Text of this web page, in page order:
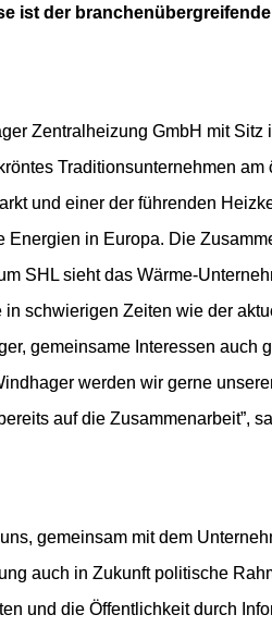
ist der
Zentralheizung GmbH mit Sitz
Traditionsunternehmen am
und einer der führenden
Energien in Europa. Die
SHL sieht das Wärme-
in schwierigen Zeiten wie der
gemeinsame Interessen auch
werden wir gerne
auf die Zusammenarbeit”,
gemeinsam mit dem
auch in Zukunft politische
und die Öffentlichkeit durch